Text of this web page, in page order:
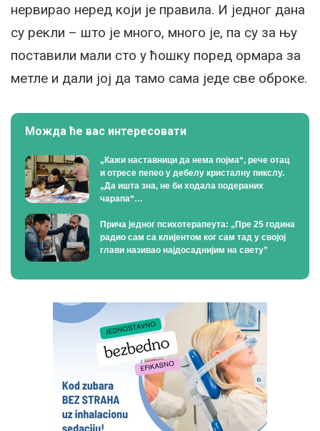
нервирао неред који је правила. И једног дана
су рекли – што је много, много је, па су за њу
поставили мали сто у ћошку поред ормара за
метле и дали јој да тамо сама једе све оброке.
Можда ће вас интересовати
„Кажи наставници да нема појма“, рече отац
и отресе пепео у дебелу кристалну пикслу.
„Да ишта зна, не би ходала подераних
чарапа“…
Прича једног психотерапеута: „Пре 25 година
радио сам са клијентом ког сам тад у својој
глави називао најдосаднијим на свету”